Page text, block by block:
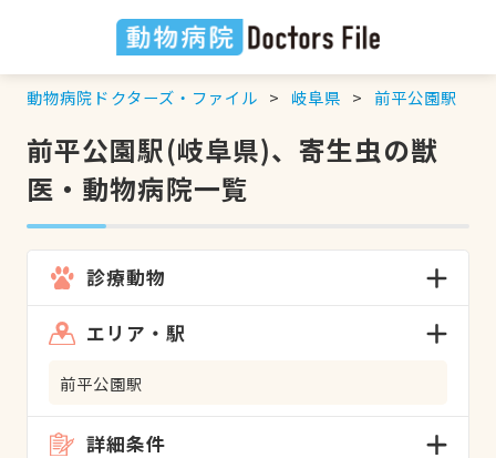
動物病院ドクターズ・ファイル 岐阜県 前平公園駅
前平公園駅(岐阜県)、寄生虫の獣
医・動物病院一覧
診療動物
エリア・駅
前平公園駅
詳細条件